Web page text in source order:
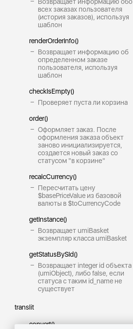
всех заказах пользователя
(история заказов), используя
шаблон
renderOrderInfo()
Возвращает информацию об
определенном заказе
пользователя, используя
шаблон
checkIsEmpty()
Проверяет пуста ли корзина
order()
Оформляет заказ. После
оформления заказа объект
заново инициализируется,
создается новый заказ со
статусом "в корзине"
recalcCurrency()
Пересчитать цену
$basePriceValue из базовой
валюты в $toCurrencyCode
getInstance()
Возвращает umiBasket
экземпляр класса umiBasket
getStatusBySId()
Возвращает integer id объекта
(umiObject), либо false, если
статуса с таким id_name не
существует
translit
convert()